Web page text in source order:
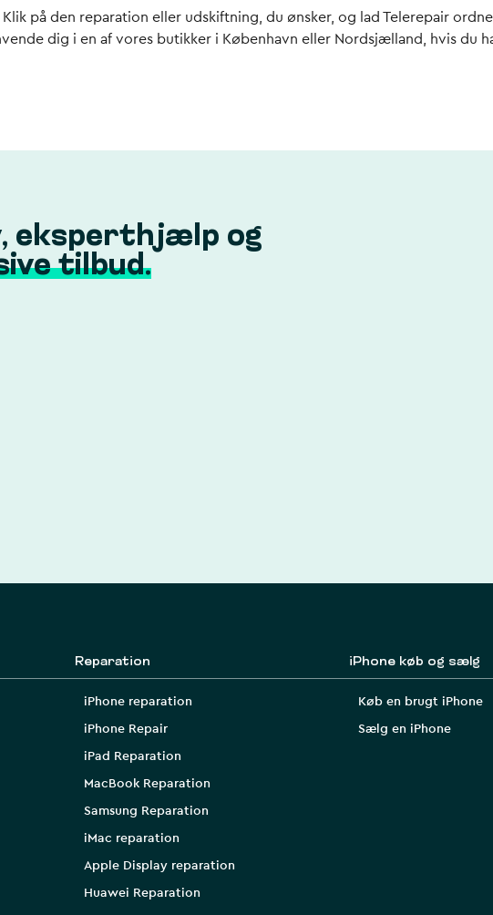
på den reparation eller udskiftning, du ønsker, og lad Telerepair
dig i en af vores butikker i København eller Nordsjælland, hvis du
eksperthjælp og
tilbud.
Reparation
iPhone reparation
iPhone Repair
iPad Reparation
MacBook Reparation
Samsung Reparation
iMac reparation
Apple Display reparation
Huawei Reparation
iPhone køb og sælg
Køb en brugt iPhone
Sælg en iPhone